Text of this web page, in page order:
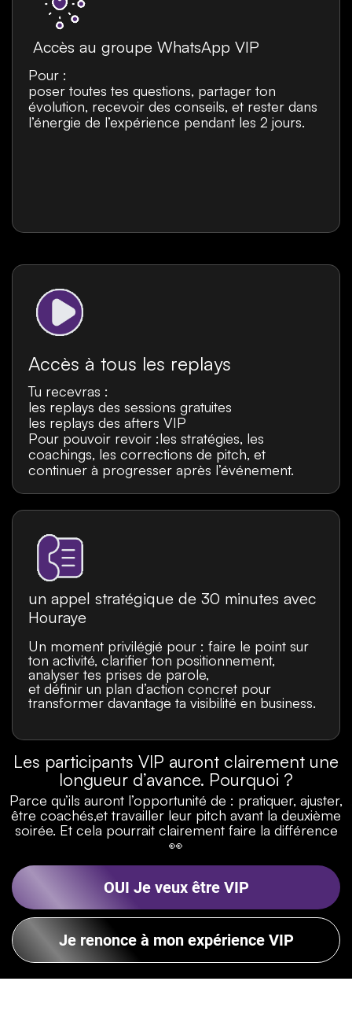
Accès au groupe WhatsApp VIP
Pour :
poser toutes tes questions, partager ton
évolution, recevoir des conseils, et rester dans
l’énergie de l’expérience pendant les 2 jours.
Accès à tous les replays
Tu recevras :
les replays des sessions gratuites
les replays des afters VIP
Pour pouvoir revoir :les stratégies, les
coachings, les corrections de pitch, et
continuer à progresser après l’événement.
un appel stratégique de 30 minutes avec
Houraye
Un moment privilégié pour : faire le point sur
ton activité, clarifier ton positionnement,
analyser tes prises de parole,
et définir un plan d’action concret pour
transformer davantage ta visibilité en business.
Les participants VIP auront clairement une
longueur d’avance. Pourquoi ?
Parce qu’ils auront l’opportunité de : pratiquer, ajuster,
être coachés,et travailler leur pitch avant la deuxième
soirée. Et cela pourrait clairement faire la différence
👀
OUI Je veux être VIP
Je renonce à mon expérience VIP